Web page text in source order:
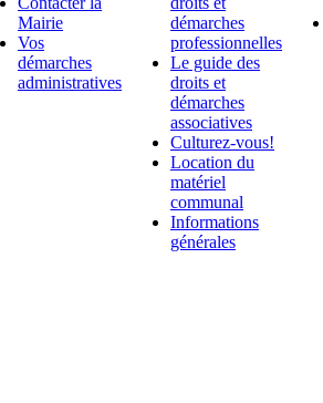
Mairie
Vos
démarches
administratives
démarches
professionnelles
Le guide des
droits et
démarches
associatives
Culturez-vous!
Location du
matériel
communal
Informations
générales